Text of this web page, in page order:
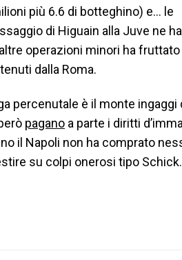
più 6.6 di botteghino) e… le
di Higuain alla Juve ne ha
operazioni minori ha fruttato
dalla Roma.
percenutale è il monte ingaggi
pagano a parte i diritti
il Napoli non ha comprato
su colpi onerosi tipo